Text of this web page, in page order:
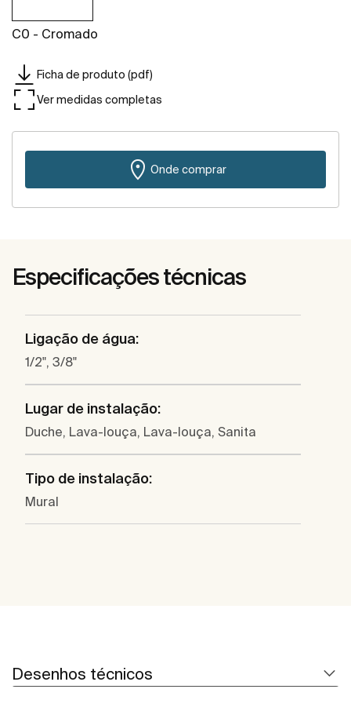
C0 - Cromado
Ficha de produto (pdf)
Ver medidas completas
Onde comprar
Especificações técnicas
Ligação de água:
1/2", 3/8"
Lugar de instalação:
Duche, Lava-louça, Lava-louça, Sanita
Tipo de instalação:
Mural
Desenhos técnicos